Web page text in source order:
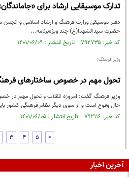
تدارک موسیقایی ارشاد برای
دفتر موسیقی وزارت فرهنگ و ارشاد اسلامی و انجمن
حضرت سیدالشهدا(ع) چند ویژه‌برنامه...
کد خبر: ۷۹۲۷۳۵ تاریخ انتشار : ۱۴۰۱/۰۶/۰۹
وزیر فرهنگ:
تحول مهم در خصوص ساختارهای
وزیر فرهنگ گفت: امروزه انقلاب و تحول مهم در
حال وقوع است و از سوی دیگر نظام فرهنگی کشور
کد خبر: ۷۹۲۱۱۶ تاریخ انتشار : ۱۴۰۱/۰۶/۰۵
3 4 5 >
آخرین اخبار